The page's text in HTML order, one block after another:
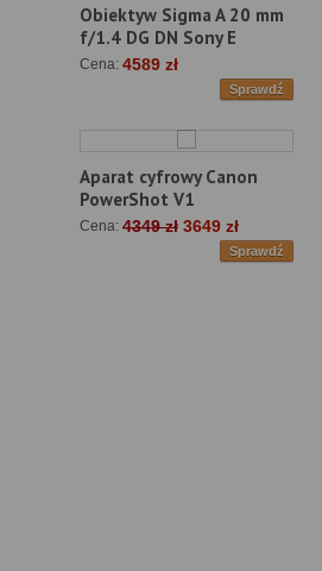
Obiektyw Sigma A 20 mm
f/1.4 DG DN Sony E
Cena: 4589 zł
Sprawdź
Aparat cyfrowy Canon
PowerShot V1
Cena: 4349 zł 3649 zł
Sprawdź